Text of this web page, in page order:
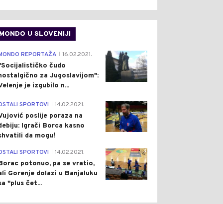
MONDO U SLOVENIJI
4
REPORTAŽA 16.02.2021.
čudo
za Jugoslavijom":
je izgubilo n...
1
SPORTOVI 14.02.2021.
poslije poraza na
Igrači Borca kasno
da mogu!
3
SPORTOVI 14.02.2021.
potonuo, pa se vratio,
Gorenje dolazi u Banjaluku
"plus čet...